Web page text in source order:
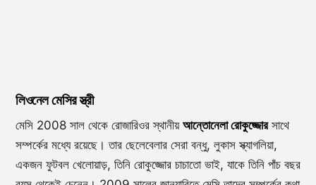
লিওনেল মেসির স্ত্রী
মেসি 2008 সাল থেকে রোজারিওর স্থানীয় আন্তোনেলা রোকুজ্জোরসাথে
সম্পর্কের মধ্যে রয়েছে। তার ছেলেবেলার সেরা বন্ধু, লুকাস স্ক্যাগলিয়া,
একজন ফুটবল খেলোয়াড়, তিনি রোকুজ্জোর চাচাতো ভাই, যাকে তিনি পাঁচ বছর